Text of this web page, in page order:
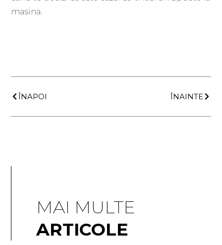
masina.
ÎNAPOI
ÎNAINTE
MAI MULTE
ARTICOLE